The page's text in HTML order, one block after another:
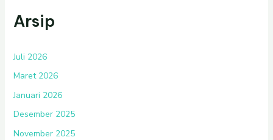
Arsip
Juli 2026
Maret 2026
Januari 2026
Desember 2025
November 2025